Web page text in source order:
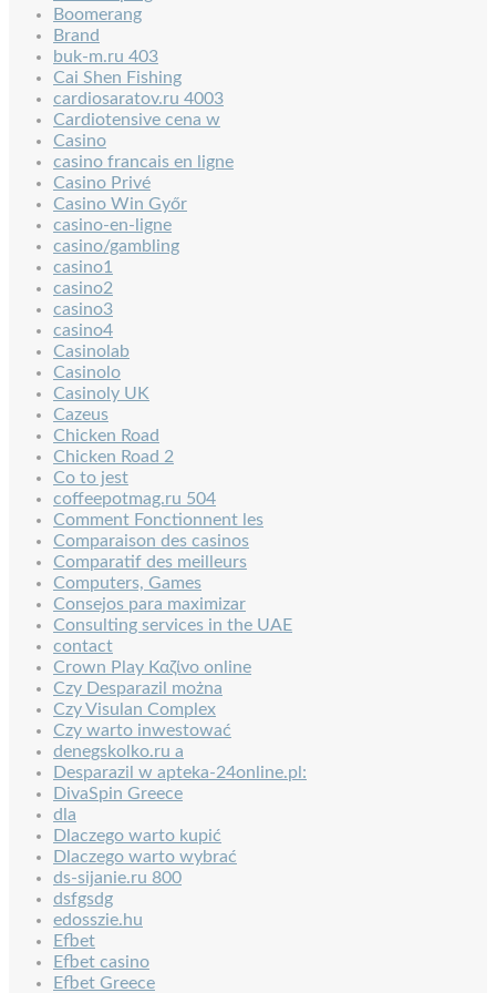
Boomerang
Brand
buk-m.ru 403
Cai Shen Fishing
cardiosaratov.ru 4003
Cardiotensive cena w
Casino
casino francais en ligne
Casino Privé
Casino Win Győr
casino-en-ligne
casino/gambling
casino1
casino2
casino3
casino4
Casinolab
Casinolo
Casinoly UK
Cazeus
Chicken Road
Chicken Road 2
Co to jest
coffeepotmag.ru 504
Comment Fonctionnent les
Comparaison des casinos
Comparatif des meilleurs
Computers, Games
Consejos para maximizar
Consulting services in the UAE
contact
Crown Play Καζίνο online
Czy Desparazil można
Czy Visulan Complex
Czy warto inwestować
denegskolko.ru a
Desparazil w apteka-24online.pl:
DivaSpin Greece
dla
Dlaczego warto kupić
Dlaczego warto wybrać
ds-sijanie.ru 800
dsfgsdg
edosszie.hu
Efbet
Efbet casino
Efbet Greece